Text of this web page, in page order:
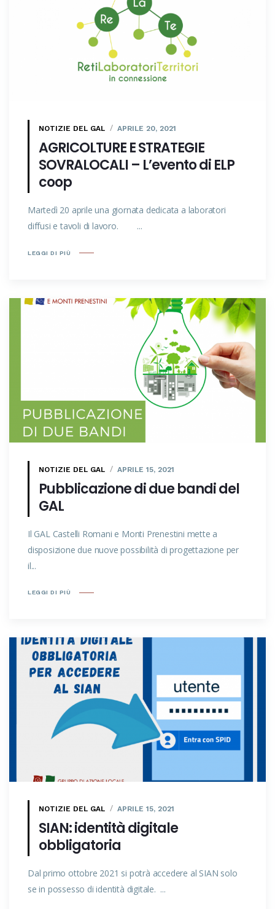
NOTIZIE DEL GAL APRILE 20, 2021
AGRICOLTURE E STRATEGIE
SOVRALOCALI – L’evento di ELP
coop
Martedì 20 aprile una giornata dedicata a laboratori
diffusi e tavoli di lavoro. ...
LEGGI DI PIÙ
NOTIZIE DEL GAL APRILE 15, 2021
Pubblicazione di due bandi del
GAL
Il GAL Castelli Romani e Monti Prenestini mette a
disposizione due nuove possibilità di progettazione per
il...
LEGGI DI PIÙ
NOTIZIE DEL GAL APRILE 15, 2021
SIAN: identità digitale
obbligatoria
Dal primo ottobre 2021 si potrà accedere al SIAN solo
se in possesso di identità digitale. ...